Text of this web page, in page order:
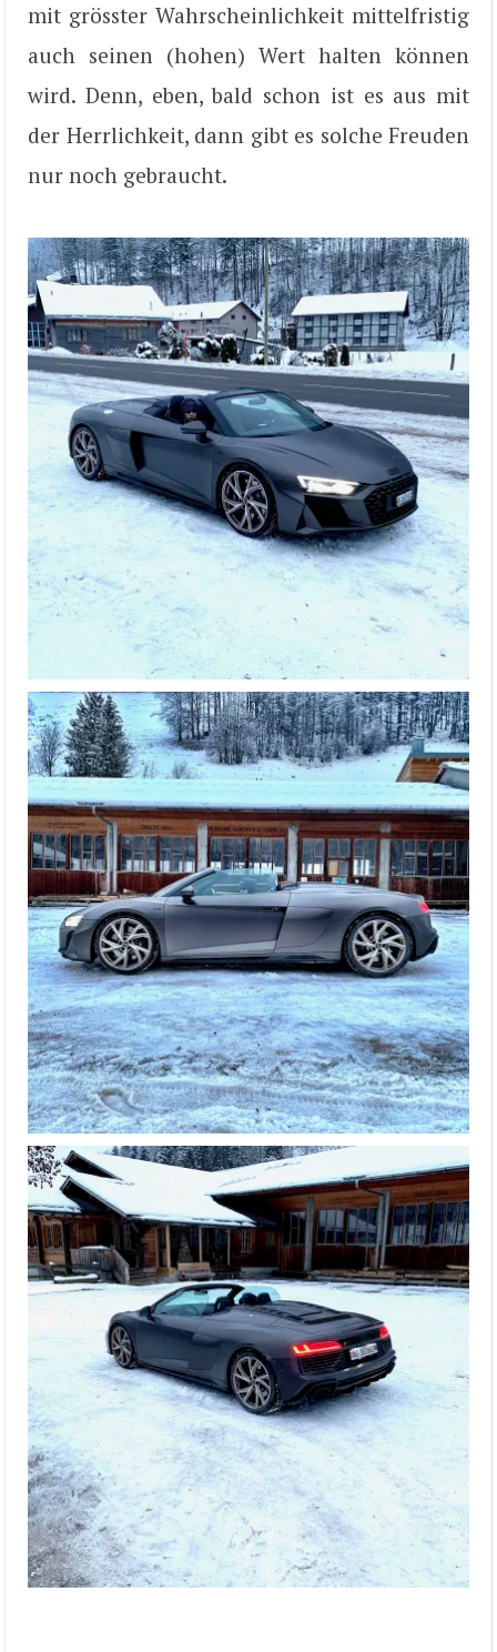
mit grösster Wahrscheinlichkeit mittelfristig
auch seinen (hohen) Wert halten können
wird. Denn, eben, bald schon ist es aus mit
der Herrlichkeit, dann gibt es solche Freuden
nur noch gebraucht.